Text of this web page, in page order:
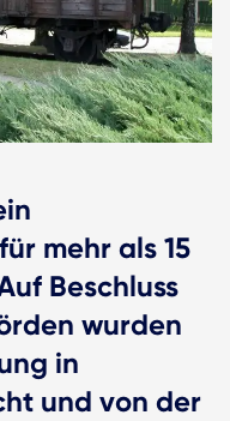
mehr als 15
Beschluss
wurden
in
und von der